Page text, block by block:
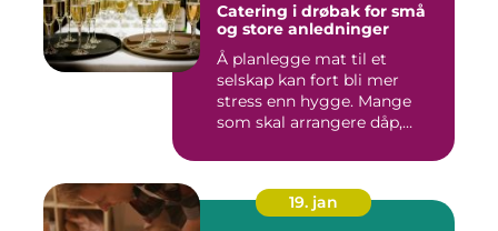
Catering i drøbak for små
og store anledninger
Å planlegge mat til et
selskap kan fort bli mer
stress enn hygge. Mange
som skal arrangere dåp,
19. jan